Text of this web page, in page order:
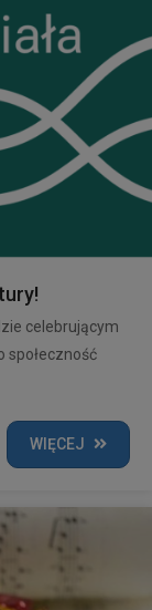
celebrującym
społeczność
WIĘCEJ